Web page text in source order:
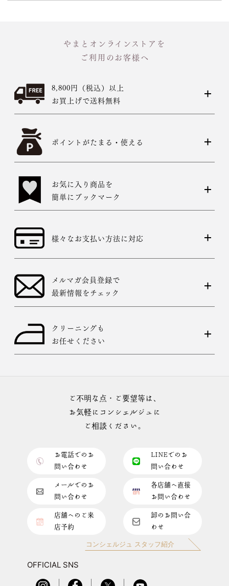
やまとオンラインストアを
ご利用のお客様へ
8,800円（税込）以上
お買上げで送料無料
ポイントがたまる・使える
お気に入り商品を
簡単にブックマーク
様々なお支払い方法に対応
メルマガ会員登録で
最新情報をチェック
クリーニングも
お任せください
ご不明な点・ご要望等は、
お気軽にコンシェルジュに
ご相談ください。
お電話でのお
問い合わせ
LINEでのお
問い合わせ
メールでのお
問い合わせ
各店舗へ直接
お問い合わせ
店舗へのご来
店予約
卸のお問い合
わせ
コンシェルジュ スタッフ紹介
OFFICIAL SNS